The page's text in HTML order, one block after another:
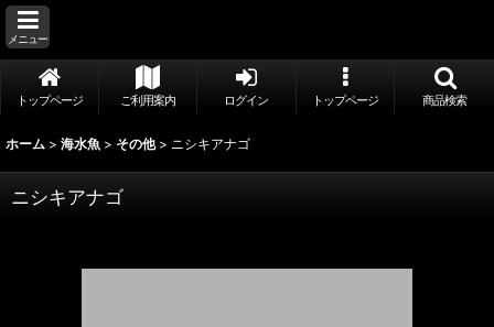
メニュー
トップページ ご利用案内 ログイン トップページ 商品検索
ホーム > 海水魚 > その他 > ニシキアナゴ
ニシキアナゴ